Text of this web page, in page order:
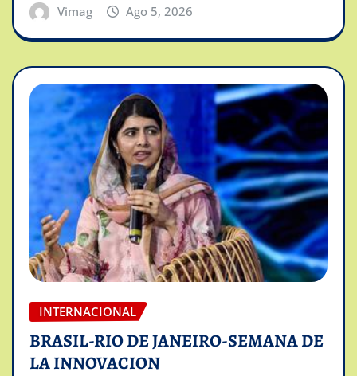
Vimag Ago 5, 2026
INTERNACIONAL
BRASIL-RIO DE JANEIRO-SEMANA DE
LA INNOVACION